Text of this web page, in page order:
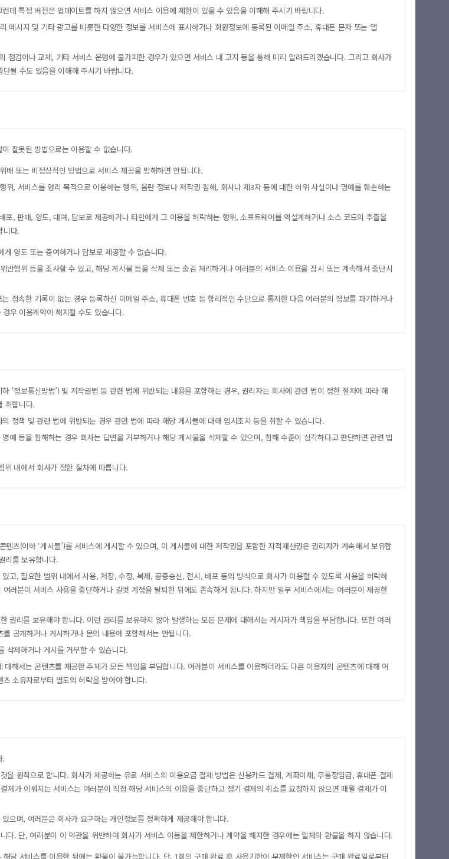
데 특정 버전은 업데이트를 하지 않으면 서비스 이용에 제한이 있을 수 있음을 이해해 주시기 바랍니다.
메시지 및 기타 광고를 비롯한 다양한 정보를 서비스에 표시하거나 회원정보에 등록된 이메일 주소, 휴대폰 문자 또는 앱
검이나 교체, 기타 서비스 운영에 불가피한 경우가 있으면 서비스 내 고지 등을 통해 미리 알려드리겠습니다. 그리고 회사가
될 수도 있음을 이해해 주시기 바랍니다.
잘못된 방법으로는 이용할 수 없습니다.
배 또는 비정상적인 방법으로 서비스 제공을 방해하면 안됩니다.
, 서비스를 영리 목적으로 이용하는 행위, 음란 정보나 저작권 침해, 회사나 제3자 등에 대한 허위 사실이나 명예를 훼손하는
, 판매, 양도, 대여, 담보로 제공하거나 타인에게 그 이용을 허락하는 행위, 소프트웨어를 역설계하거나 소스 코드의 추출을
니다.
양도 또는 증여하거나 담보로 제공할 수 없습니다.
행위 등을 조사할 수 있고, 해당 게시물 등을 삭제 또는 숨김 처리하거나 여러분의 서비스 이용을 잠시 또는 계속해서 중단시
접속한 기록이 없는 경우 등록하신 이메일 주소, 휴대폰 번호 등 합리적인 수단으로 통지한 다음 여러분의 정보를 파기하거나
우 이용계약이 해지될 수도 있습니다.
‘정보통신망법’) 및 저작권법 등 관련 법에 위반되는 내용을 포함하는 경우, 권리자는 회사에 관련 법이 정한 절차에 따라 해
취합니다.
정책 및 관련 법에 위반되는 경우 관련 법에 따라 해당 게시물에 대해 임시조치 등을 취할 수 있습니다.
예 등을 침해하는 경우 회사는 답변을 거부하거나 해당 게시물을 삭제할 수 있으며, 침해 수준이 심각하다고 판단하면 관련 법
내에서 회사가 정한 절차에 따릅니다.
츠(이하 ‘게시물’)를 서비스에 게시할 수 있으며, 이 게시물에 대한 저작권을 포함한 지적재산권은 권리자가 계속해서 보유합
리를 보유합니다.
고, 필요한 범위 내에서 사용, 저장, 수정, 복제, 공중송신, 전시, 배포 등의 방식으로 회사가 이용할 수 있도록 사용을 허락하
러분이 서비스 사용을 중단하거나 길벗 계정을 탈퇴한 뒤에도 존속하게 됩니다. 하지만 일부 서비스에서는 여러분이 제공한
권리를 보유해야 합니다. 이런 권리를 보유하지 않아 발생하는 모든 문제에 대해서는 게시자가 책임을 부담합니다. 또한 여러
공개하거나 게시하거나 문의 내용에 포함해서는 안됩니다.
삭제하거나 게시를 거부할 수 있습니다.
해서는 콘텐츠를 제공한 주체가 모든 책임을 부담합니다. 여러분이 서비스를 이용하더라도 다른 이용자의 콘텐츠에 대해 어
소유자로부터 별도의 허락을 받아야 합니다.
.
원칙으로 합니다. 회사가 제공하는 유료 서비스의 이용요금 결제 방법은 신용카드 결제, 계좌이체, 무통장입금, 휴대폰 결제
가 이뤄지는 서비스는 여러분이 직접 해당 서비스의 이용을 중단하고 정기 결제의 취소를 요청하지 않으면 매월 결제가 이
으며, 여러분은 회사가 요구하는 개인정보를 정확하게 제공해야 합니다.
. 단, 여러분이 이 약관을 위반하여 회사가 서비스 이용을 제한하거나 계약을 해지한 경우에는 일체의 환불을 하지 않습니다.
당 서비스를 이용한 뒤에는 환불이 불가능합니다. 단, 1회의 구매 완료 후 사용기한이 무제한인 서비스는 구매 완료일로부터
동영상 강좌
URL 복사